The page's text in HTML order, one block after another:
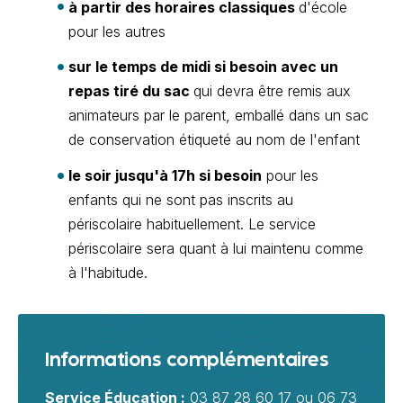
à partir des horaires classiques d'école
pour les autres
sur le temps de midi si besoin avec un
repas tiré du sac qui devra être remis aux
animateurs par le parent, emballé dans un sac
de conservation étiqueté au nom de l'enfant
le soir jusqu'à 17h si besoin pour les
enfants qui ne sont pas inscrits au
périscolaire habituellement. Le service
périscolaire sera quant à lui maintenu comme
à l'habitude.
Informations complémentaires
Service Éducation : 03 87 28 60 17 ou 06 73